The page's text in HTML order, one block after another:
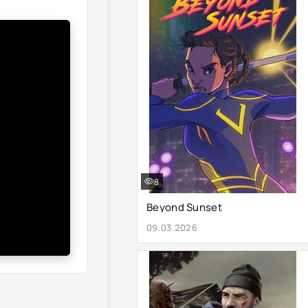
Beyond Sunset
09.03.2026
8